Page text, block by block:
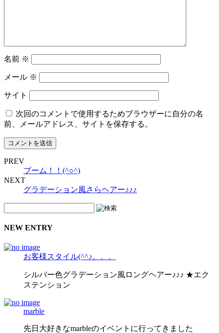
名前 ※
メール ※
サイト
次回のコメントで使用するためブラウザーに自分の名
前、メールアドレス、サイトを保存する。
PREV
ブーム！！(^○^)
NEXT
グラデーション風さらヘアー♪♪♪
NEW ENTRY
お客様スタイル(^^♪。。。
シルバー色グラデーション風ロングヘアー♪♪♪ ★エク
ステンション
marble
先日大好きなmarbleのイベントに行ってきました